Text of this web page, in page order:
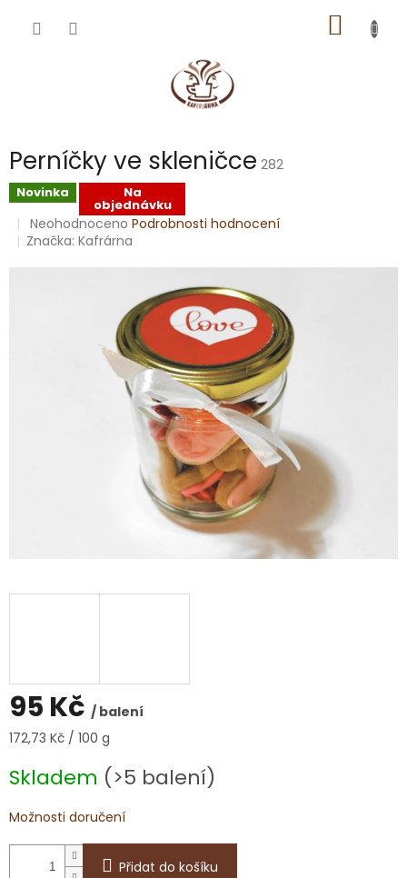
KOŠÍK
Perníčky ve skleničce 282
Novinka Na
objednávku
Průměrné
hodnocení
Neohodnoceno Podrobnosti hodnocení
Značka:Kafrárna
95 Kč / balení
Měrná
172,73 Kč / 100 g
Skladem (>5 balení)
Možnosti doručení
Přidat do košíku